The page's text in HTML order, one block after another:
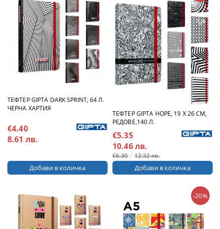
ТЕФТЕР GIPTA DARK SPRINT, 64 Л.
ЧЕРНА ХАРТИЯ
€4.40
8.61 лв.
ТЕФТЕР GIPTA HOPE, 19 Х 26 CM,
РЕДОВЕ,140 Л.
€5.35
10.46 лв.
€6.30 12.32 лв.
-20%